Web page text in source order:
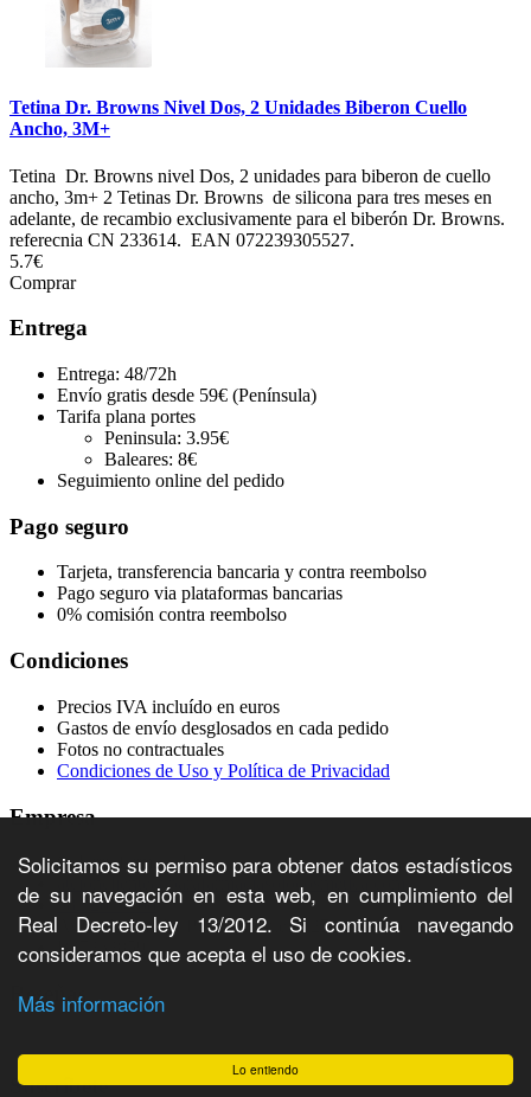
Lo entiendo
Solicitamos su permiso para obtener datos estadísticos
de su navegación en esta web, en cumplimiento del
Real Decreto-ley 13/2012. Si continúa navegando
consideramos que acepta el uso de cookies.
Más información
Tetina Dr. Browns Nivel Dos, 2 Unidades Biberon Cuello
Ancho, 3M+
Tetina Dr. Browns nivel Dos, 2 unidades para biberon de cuello
ancho, 3m+ 2 Tetinas Dr. Browns de silicona para tres meses en
adelante, de recambio exclusivamente para el biberón Dr. Browns.
referecnia CN 233614. EAN 072239305527.
5.7€
Comprar
Entrega
Entrega: 48/72h
Envío gratis desde 59€ (Península)
Tarifa plana portes
Peninsula: 3.95€
Baleares: 8€
Seguimiento online del pedido
Pago seguro
Tarjeta, transferencia bancaria y contra reembolso
Pago seguro via plataformas bancarias
0% comisión contra reembolso
Condiciones
Precios IVA incluído en euros
Gastos de envío desglosados en cada pedido
Fotos no contractuales
Condiciones de Uso y Política de Privacidad
Empresa
Celorriofarma S.L.
atcioncliente@parafarmaciasolocosmetica.com
982 20 30 08
Avda. A Coruña 195, Entresuelo, 27003 Lugo
B27232859
Reseñas
Suscríbete